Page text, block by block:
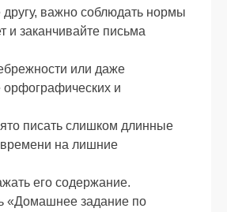
важно соблюдать нормы
и заканчивайте письма
или даже
орфографических и
писать слишком длинные
времени на лишние
его содержание.
«Домашнее задание по
.
года спустя